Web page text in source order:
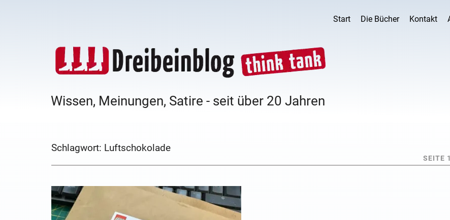
Start Die Bücher Kontakt
Wissen, Meinungen, Satire - seit über 20 Jahren
Schlagwort: Luftschokolade
SEITE 1